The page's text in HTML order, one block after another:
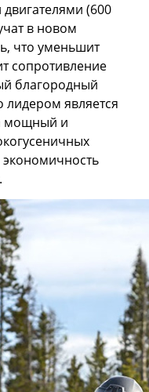
(600
в новом
что уменьшит
сопротивление
благородный
лидером является
мощный и
экономичность